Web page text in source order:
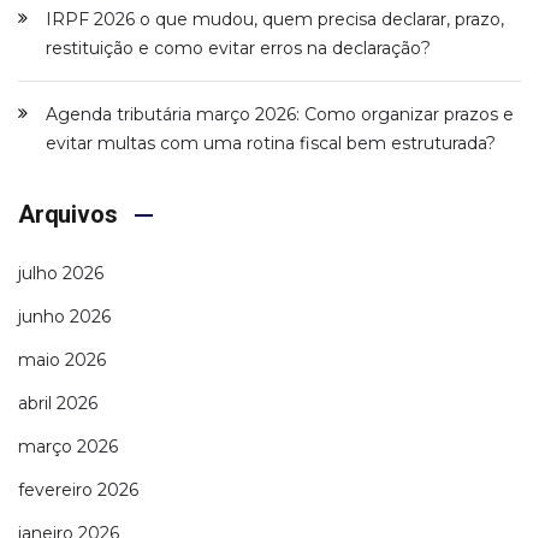
IRPF 2026 o que mudou, quem precisa declarar, prazo,
restituição e como evitar erros na declaração?
Agenda tributária março 2026: Como organizar prazos e
evitar multas com uma rotina fiscal bem estruturada?
Arquivos
julho 2026
junho 2026
maio 2026
abril 2026
março 2026
fevereiro 2026
janeiro 2026